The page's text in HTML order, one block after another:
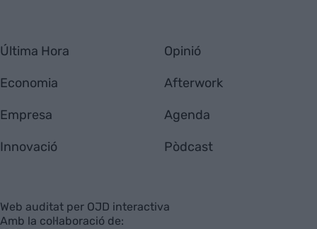
Última Hora
Economia
Empresa
Innovació
Opinió
Afterwork
Agenda
Pòdcast
Web auditat per OJD interactiva
Amb la col·laboració de: